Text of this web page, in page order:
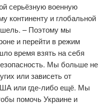
серьёзную военную
континенту и глобальной
– Поэтому мы
и перейти в режим
время взять на себя
Мы больше не
или зависеть от
или где-либо ещё. Мы
помочь Украине и